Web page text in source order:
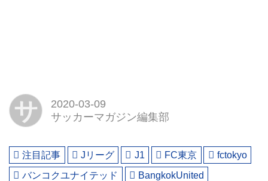
サ
2020-03-09
サッカーマガジン編集部
注目記事 Jリーグ J1 FC東京
fctokyo
バンコクユナイテッド
BangkokUnited